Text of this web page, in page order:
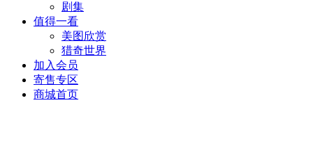
剧集
值得一看
美图欣赏
猎奇世界
加入会员
寄售专区
商城首页